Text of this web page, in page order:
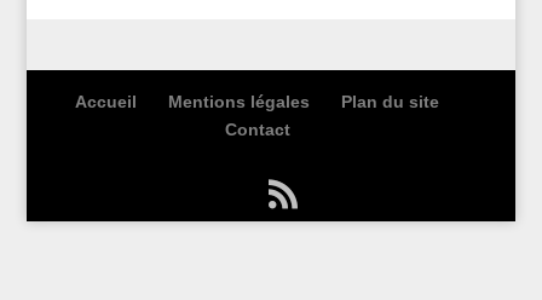
Accueil Mentions légales
Plan du site
Contact